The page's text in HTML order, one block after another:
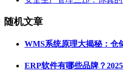
随机文章
WMS系统原理大揭秘：仓
ERP软件有哪些品牌？